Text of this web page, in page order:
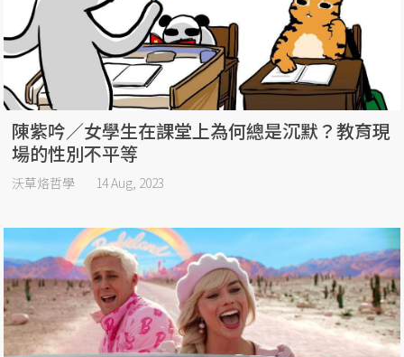
陳紫吟／女學生在課堂上為何總是沉默？教育現
場的性別不平等
沃草烙哲學 14 Aug, 2023